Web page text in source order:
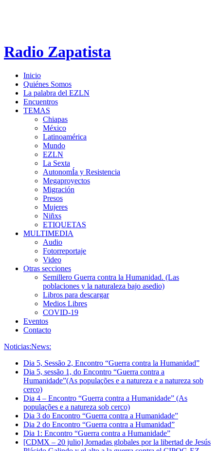
Radio Zapatista
Inicio
Quiénes Somos
La palabra del EZLN
Encuentros
TEMAS
Chiapas
México
Latinoamérica
Mundo
EZLN
La Sexta
AutonomÍa y Resistencia
Megaproyectos
Migración
Presos
Mujeres
Niñxs
ETIQUETAS
MULTIMEDIA
Audio
Fotorreportaje
Video
Otras secciones
Semillero Guerra contra la Humanidad. (Las
poblaciones y la naturaleza bajo asedio)
Libros para descargar
Medios Libres
COVID-19
Eventos
Contacto
Noticias:News:
Dia 5, Sessão 2, Encontro “Guerra contra la Humanidad”
Dia 5, sessão 1, do Encontro “Guerra contra a
Humanidade”(As populações e a natureza e a natureza sob
cerco)
Dia 4 – Encontro “Guerra contra a Humanidade” (As
populações e a natureza sob cerco)
Dia 3 do Encontro “Guerra contra a Humanidade”
Dia 2 do Encontro “Guerra contra a Humanidad”
Dia 1: Encontro “Guerra contra a Humanidade”
[CDMX – 20 julio] Jornadas globales por la libertad de Jesús